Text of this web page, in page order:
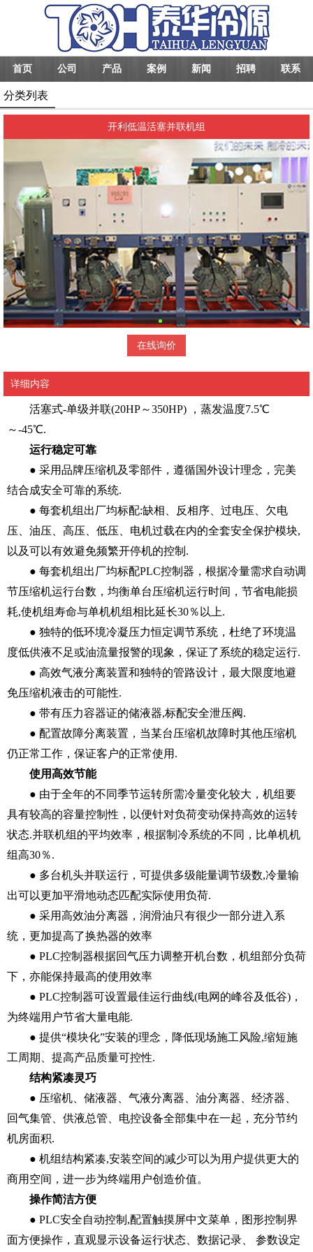
首页 公司 产品 案例 新闻 招聘 联系
分类列表
开利低温活塞并联机组
在线询价
详细内容
活塞式-单级并联(20HP～350HP) ，蒸发温度7.5℃
～-45℃.
运行稳定可靠
● 采用品牌压缩机及零部件，遵循国外设计理念，完美
结合成安全可靠的系统.
● 每套机组出厂均标配:缺相、反相序、过电压、欠电
压、油压、高压、低压、电机过载在内的全套安全保护模块,
以及可以有效避免频繁开停机的控制.
● 每套机组出厂均标配PLC控制器，根据冷量需求自动调
节压缩机运行台数，均衡单台压缩机运行时间，节省电能损
耗,使机组寿命与单机机组相比延长30％以上.
● 独特的低环境冷凝压力恒定调节系统，杜绝了环境温
度低供液不足或油流量报警的现象，保证了系统的稳定运行.
● 高效气液分离装置和独特的管路设计，最大限度地避
免压缩机液击的可能性.
● 带有压力容器证的储液器,标配安全泄压阀.
● 配置故障分离装置，当某台压缩机故障时其他压缩机
仍正常工作，保证客户的正常使用.
使用高效节能
● 由于全年的不同季节运转所需冷量变化较大，机组要
具有较高的容量控制性，以便针对负荷变动保持高效的运转
状态.并联机组的平均效率，根据制冷系统的不同，比单机机
组高30％.
● 多台机头并联运行，可提供多级能量调节级数,冷量输
出可以更加平滑地动态匹配实际使用负荷.
● 采用高效油分离器，润滑油只有很少一部分进入系
统，更加提高了换热器的效率
● PLC控制器根据回气压力调整开机台数，机组部分负荷
下，亦能保持最高的使用效率
● PLC控制器可设置最佳运行曲线(电网的峰谷及低谷)，
为终端用户节省大量电能.
● 提供“模块化”安装的理念，降低现场施工风险,缩短施
工周期、提高产品质量可控性.
结构紧凑灵巧
● 压缩机、储液器、气液分离器、油分离器、经济器、
回气集管、供液总管、电控设备全部集中在一起，充分节约
机房面积.
● 机组结构紧凑,安装空间的减少可以为用户提供更大的
商用空间，进一步为终端用户创造价值。
操作简洁方便
● PLC安全自动控制,配置触摸屏中文菜单，图形控制界
面方便操作，直观显示设备运行状态、数据记录、 参数设定